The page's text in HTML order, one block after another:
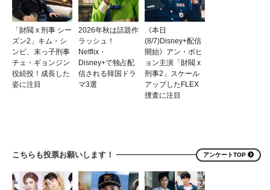
「財閥 x 刑事 シー
ズン2」キム・シ
ンビ、末っ子刑事
チェ・ギョンジン
役続投！成長した
姿に注目
2026年秋は話題作
ラッシュ！
Netflix・
Disney+で独占配
信される韓国ドラ
マ3選
《本日
(8/7)Disney+配信
開始》アン・ボヒ
ョン主演「財閥 x
刑事2」スケール
アップしたFLEX
捜査に注目
こちらも投票お願いします！ アンケートTOP